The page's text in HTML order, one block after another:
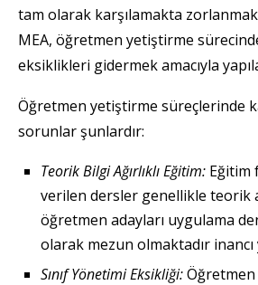
tam olarak karşılamakta
MEA, öğretmen yetiştirme
eksiklikleri gidermek amacıyla
Öğretmen yetiştirme süreçlerinde
sorunlar şunlardır:
Teorik Bilgi Ağırlıklı Eğitim: Eğitim
verilen dersler genellikle teorik
öğretmen adayları uygulama
olarak mezun olmaktadır inancı
Sınıf Yönetimi Eksikliği:Öğretmen